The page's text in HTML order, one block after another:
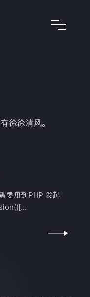
徐徐清风。
要用到PHP 发起